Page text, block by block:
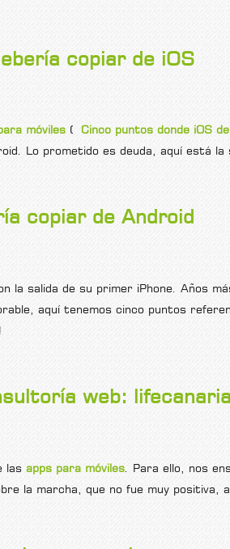
copiar de iOS
móviles ( Cinco puntos donde iOS
Lo prometido es deuda, aquí está
copiar de Android
la salida de su primer iPhone. Años
aquí tenemos cinco puntos
web:
las apps para móviles . Para ello, nos
la marcha, que no fue muy positiva,